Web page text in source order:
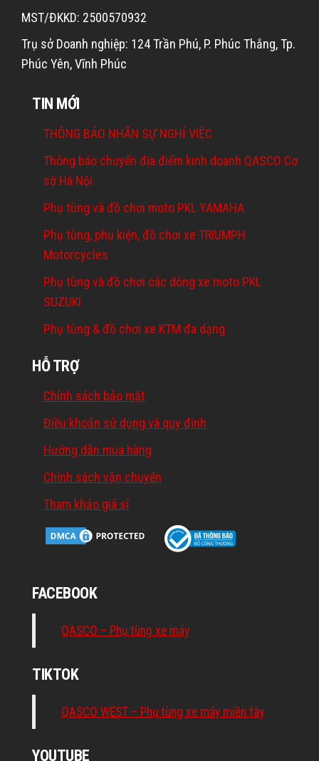
MST/ĐKKD: 2500570932
Trụ sở Doanh nghiệp: 124 Trần Phú, P. Phúc Thắng, Tp.
Phúc Yên, Vĩnh Phúc
TIN MỚI
THÔNG BÁO NHÂN SỰ NGHỈ VIỆC
Thông báo chuyển địa điểm kinh doanh QASCO Cơ
sở Hà Nội
Phụ tùng và đồ chơi moto PKL YAMAHA
Phụ tùng, phụ kiện, đồ chơi xe TRIUMPH
Motorcycles
Phụ tùng và đồ chơi các dòng xe moto PKL
SUZUKI
Phụ tùng & đồ chơi xe KTM đa dạng
HỖ TRỢ
Chính sách bảo mật
Điều khoản sử dụng và quy định
Hướng dẫn mua hàng
Chính sách vận chuyển
Tham khảo giá sỉ
FACEBOOK
QASCO – Phụ tùng xe máy
TIKTOK
QASCO WEST – Phụ tùng xe máy miền tây
YOUTUBE